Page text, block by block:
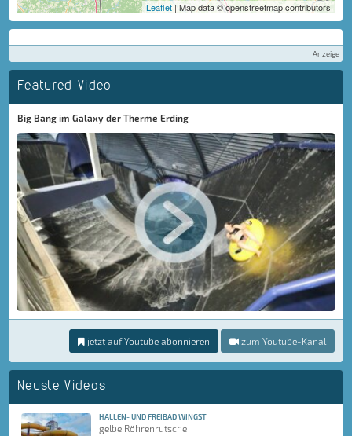
Leaflet | Map data © openstreetmap contributors
Anzeige
Featured Video
Big Bang im Galaxy der Therme Erding
jetzt auf Youtube abonnieren zum Youtube-Kanal
Neuste Videos
HALLEN- UND FREIBAD WINGST
gelbe Röhrenrutsche